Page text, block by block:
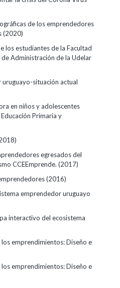
de los emprendedores
(2020)
los estudiantes de la Facultad
de Administración de la Udelar
situación actual
en niños y adolescentes
Primaria y
egresados del
CCEEmprende. (2017)
(2016)
emprendedor uruguayo
interactivo del ecosistema
emprendimientos: Diseño e
emprendimientos: Diseño e